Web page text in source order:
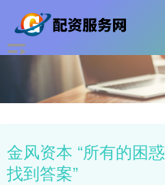
金风资本 “所有的困
找到答案”